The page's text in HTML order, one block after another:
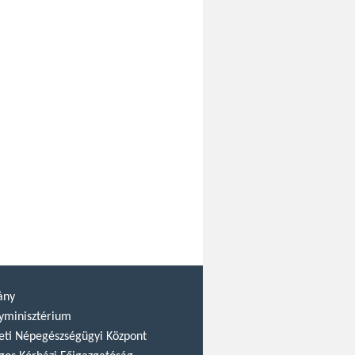
Népegészségügyi Központ